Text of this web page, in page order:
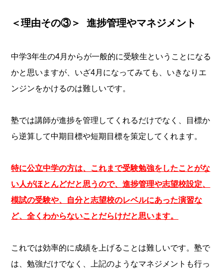
＜理由その③＞ 進捗管理やマネジメント
中学3年生の4月からが一般的に受験生ということになる
かと思いますが、いざ4月になってみても、いきなりエ
ンジンをかけるのは難しいです。
塾では講師が進捗を管理してくれるだけでなく、目標か
ら逆算して中期目標や短期目標を策定してくれます。
特に公立中学の方は、これまで受験勉強をしたことがな
い人がほとんどだと思うので、進捗管理や志望校設定、
模試の受験や、自分と志望校のレベルにあった演習な
ど、全くわからないことだらけだと思います。
これでは効率的に成績を上げることは難しいです。塾で
は、勉強だけでなく、上記のようなマネジメントも行っ